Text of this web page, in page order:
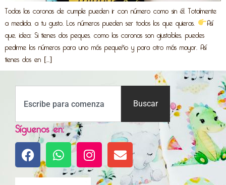
Todas las coronas de cumple pueden ir con número como sin él. Totalmente
a medida, a tu gusto. Los números pueden ser todos los que quieras. Así
que, idea: Si tienes dos peques, como las coronas son ajustables, puedes
pedirme los números para uno más pequeño y para otro más mayor. Así
tienes dos en […]
Buscar
Síguenos en: